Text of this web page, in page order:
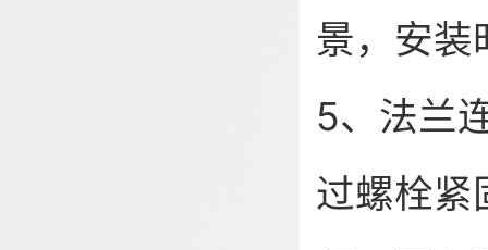
景，安装
5、法兰
过螺栓紧